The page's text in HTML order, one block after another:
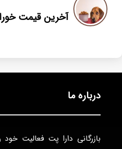
درباره ما
بازرگانی دارا پت فعاليت خود